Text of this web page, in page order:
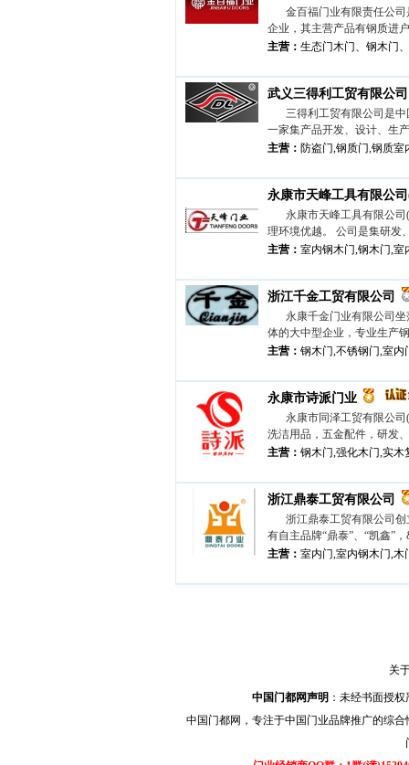
金百福门业有限责任公
企业，其主营产品有钢质进
主营： 生态门木门、钢木门
武义三得利工贸有限公司
三得利工贸有限公司是
一家集产品开发、设计、
主营： 防盗门,钢质门,钢质室
永康市天峰工具有限公
永康市天峰工具有限公
理环境优越。 公司是集研发
主营： 室内钢木门,钢木门,室
浙江千金工贸有限公司
永康千金门业有限公司
体的大中型企业，专业生产
主营： 钢木门,不锈钢门,室内
永康市诗派门业
永康市同泽工贸有限公
洗洁用品，五金配件，研发
主营： 钢木门,强化木门,实木
浙江鼎泰工贸有限公司
浙江鼎泰工贸有限公司
有自主品牌“鼎泰”、“凯鑫”，
主营： 室内门,室内钢木门,木
关
中国门都网声明 ：未经书面授
中国门都网，专注于中国门业品牌推广的综